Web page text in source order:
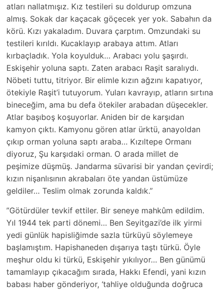
atları nallatmışız. Kız testileri su doldurup omzuna
almış. Sokak dar kaçacak göçecek yer yok. Sabahın da
körü. Kızı yakaladım. Duvara çarptım. Omzundaki su
testileri kırıldı. Kucaklayıp arabaya attım. Atları
kırbaçladık. Yola koyulduk… Arabacı yolu şaşırdı.
Eskişehir yoluna saptı. Zaten arabacı Raşit saralıydı.
Nöbeti tuttu, titriyor. Bir elimle kızın ağzını kapatıyor,
ötekiyle Raşit’i tutuyorum. Yuları kavrayıp, atların sırtına
bineceğim, ama bu defa ötekiler arabadan düşecekler.
Atlar başıboş koşuyorlar. Aniden bir de karşıdan
kamyon çıktı. Kamyonu gören atlar ürktü, anayoldan
çıkıp orman yoluna saptı araba… Kızıltepe Ormanı
diyoruz, Şu karşıdaki orman. O arada millet de
peşimize düşmüş. Jandarma süvarisi bir yandan çevirdi;
kızın nişanlısının akrabaları öte yandan üstümüze
geldiler… Teslim olmak zorunda kaldık.”
”Götürdüler tevkif ettiler. Bir seneye mahkûm edildim.
Yıl 1944 tek parti dönemi… Ben Seyitgazi’de ilk yirmi
yedi günlük hapisliğimde sazla türküyü söylemeye
başlamıştım. Hapishaneden dışarıya taştı türkü. Öyle
meşhur oldu ki türkü, Eskişehir yıkılıyor… Ben günümü
tamamlayıp çıkacağım sırada, Hakkı Efendi, yani kızın
babası haber gönderiyor, ‘tahliye olduğunda doğruca